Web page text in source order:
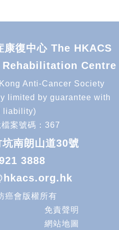
康復中心 The HKACS
Centre
Anti-Cancer Society
limited by guarantee with
liability)
案號碼：367
南朗山道30號
3888
癌會版權所有
免責聲明
網站地圖